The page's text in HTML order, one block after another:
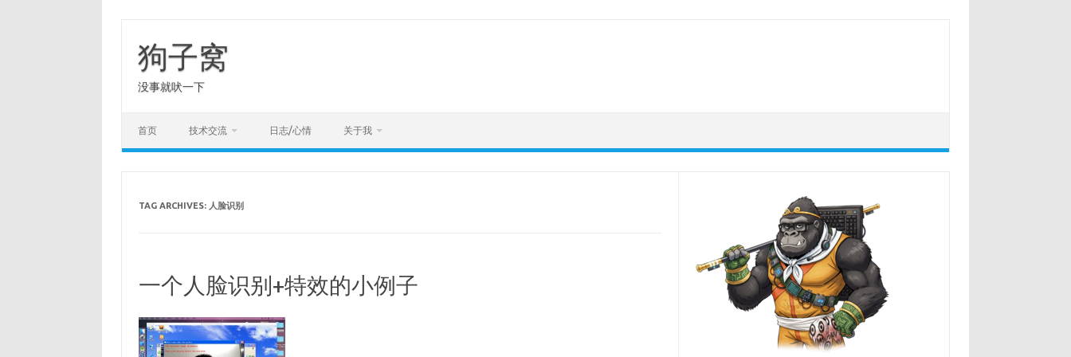
content
狗子窝
没事就吠一下
首页 技术交流 日志/心情 关于我
TAG ARCHIVES: 人脸识别
一个人脸识别+特效的小例子